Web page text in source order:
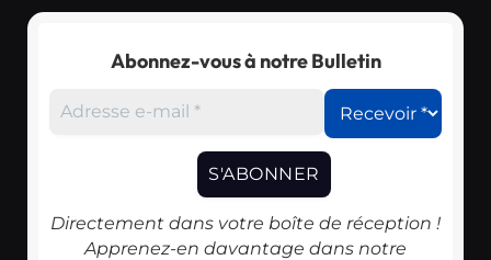
Abonnez-vous à notre Bulletin
Directement dans votre boîte de réception !
Apprenez-en davantage dans notre